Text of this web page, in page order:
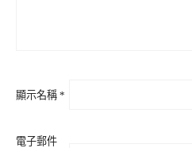
顯示名稱 *
電子郵件